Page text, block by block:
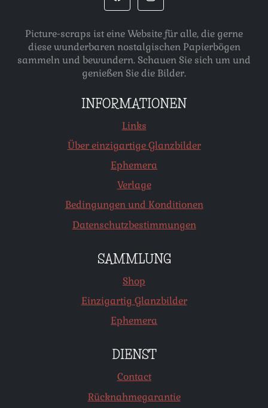
Picture-scraps ist eine Website für alle, die gerne
diese wunderbaren nostalgischen Papierbögen
sammeln und bewundern. Schauen Sie sich um und
genießen Sie die Bilder.
INFORMATIONEN
Links
Über einzigartige Glanzbilder
Ephemera
Verlage
Bedingungen und Konditionen
Datenschutzbestimmungen
SAMMLUNG
Shop
Einzigartig Glanzbilder
Ephemera
DIENST
Contact
Rücknahmegarantie